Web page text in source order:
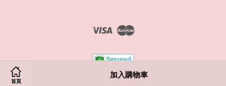
首頁
加入購物車
Visa Master